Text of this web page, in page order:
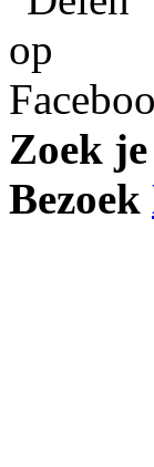
Zoek
Bezoek